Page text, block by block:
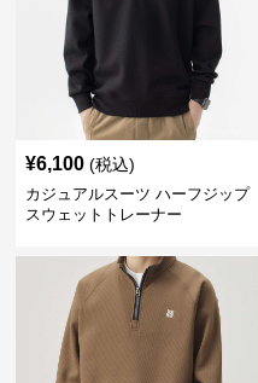
¥6,100 (税込)
カジュアルスーツ ハーフジップ
スウェットトレーナー